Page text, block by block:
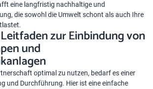
eine langfristig nachhaltige und
die sowohl die Umwelt schont als auch Ihre
zur Einbindung von
und
optimal zu nutzen, bedarf es einer
und Durchführung. Hier ist eine einfache